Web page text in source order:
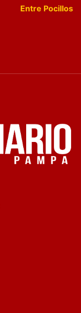
Entre Pocillos